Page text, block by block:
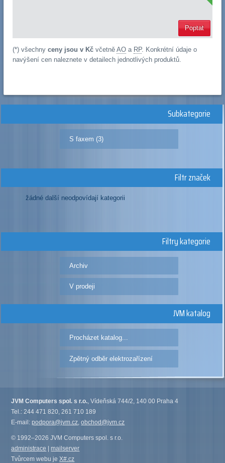
Poptat
(*) všechny ceny jsou v Kčvčetně AOa RP. Konkrétní údaje o
navýšení cen naleznete v detailech jednotlivých produktů.
Subkategorie
S faxem (3)
Filtr značek
žádné další neodpovídají kategorii
Filtry kategorie
Archiv
V prodeji
JVM katalog
Procházet katalog...
Zpětný odběr elektrozařízení
JVM Computers spol. s r.o. , Vídeňská 744/2, 140 00 Praha 4
Tel.: 244 471 820, 261 710 189
E-mail:podpora@jvm.cz ,obchod@jvm.cz
© 1992–2026 JVM Computers spol. s r.o.
administrace |mailserver
Tvůrcem webu jeX#.cz